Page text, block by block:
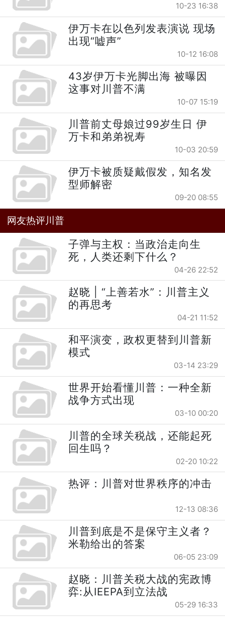
10-23 16:38
伊万卡在以色列发表演说 现场
出现“嘘声”
10-12 16:08
43岁伊万卡光脚出海 被曝因
这事对川普不满
10-07 15:19
川普前丈母娘过99岁生日 伊
万卡和弟弟祝寿
10-03 20:59
伊万卡被质疑戴假发，知名发
型师解密
09-20 08:55
网友热评川普
子弹与主权：当政治走向生
死，人类还剩下什么？
04-26 22:52
赵晓 | “上善若水”：川普主义
的再思考
04-21 11:52
和平演变，政权更替到川普新
模式
03-14 23:29
世界开始看懂川普：一种全新
战争方式出现
03-10 00:20
川普的全球关税战，还能起死
回生吗？
02-20 10:22
热评：川普对世界秩序的冲击
12-13 08:36
川普到底是不是保守主义者？
米勒给出的答案
06-05 23:09
赵晓：川普关税大战的宪政博
弈:从IEEPA到立法战
05-29 16:33